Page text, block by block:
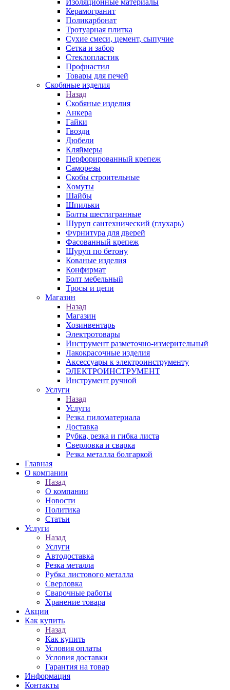
Изоляционные материалы
Керамогранит
Поликарбонат
Тротуарная плитка
Сухие смеси, цемент, сыпучие
Сетка и забор
Стеклопластик
Профнастил
Товары для печей
Скобяные изделия
Назад
Скобяные изделия
Анкера
Гайки
Гвозди
Дюбели
Кляймеры
Перфорированный крепеж
Саморезы
Скобы строительные
Хомуты
Шайбы
Шпильки
Болты шестигранные
Шуруп сантехнический (глухарь)
Фурнитура для дверей
Фасованный крепеж
Шуруп по бетону
Кованые изделия
Конфирмат
Болт мебельный
Тросы и цепи
Магазин
Назад
Магазин
Хозинвентарь
Электротовары
Инструмент разметочно-измерительный
Лакокрасочные изделия
Аксессуары к электроинструменту
ЭЛЕКТРОИНСТРУМЕНТ
Инструмент ручной
Услуги
Назад
Услуги
Резка пиломатериала
Доставка
Рубка, резка и гибка листа
Сверловка и сварка
Резка металла болгаркой
Главная
О компании
Назад
О компании
Новости
Политика
Статьи
Услуги
Назад
Услуги
Автодоставка
Резка металла
Рубка листового металла
Сверловка
Сварочные работы
Хранение товара
Акции
Как купить
Назад
Как купить
Условия оплаты
Условия доставки
Гарантия на товар
Информация
Контакты